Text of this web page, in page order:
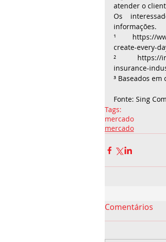
atender o
Os
informações.
¹ https://
create-every-
² https://
insurance-
³ Baseados
Fonte: Sing
Tags:
mercado
mercado
Comentários